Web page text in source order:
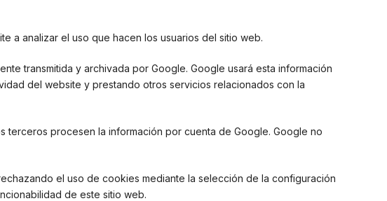
a analizar el uso que hacen los usuarios del sitio web.
transmitida y archivada por Google. Google usará esta información
del website y prestando otros servicios relacionados con la
terceros procesen la información por cuenta de Google. Google no
el uso de cookies mediante la selección de la configuración
de este sitio web.